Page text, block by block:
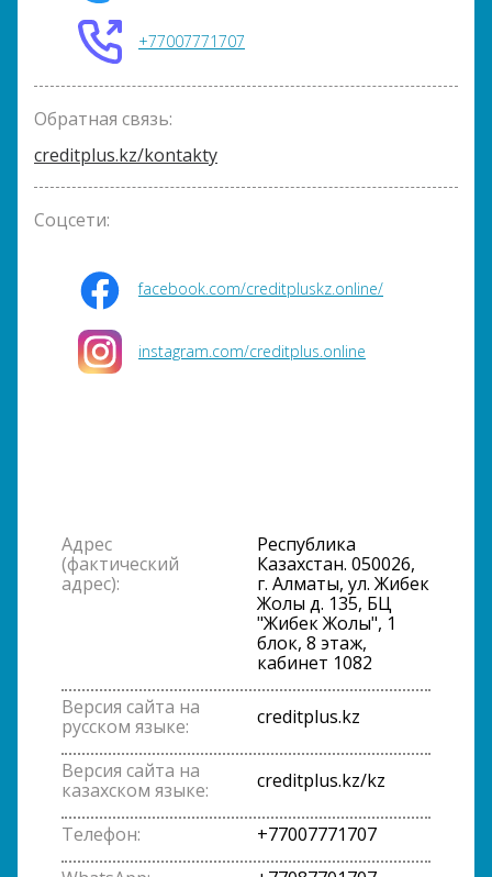
+77007771707
Обратная связь:
creditplus.kz/kontakty
Соцсети:
facebook.com/creditpluskz.online/
instagram.com/creditplus.online
Адрес
(фактический
адрес):
Республика
Казахстан. 050026,
г. Алматы, ул. Жибек
Жолы д. 135, БЦ
"Жибек Жолы", 1
блок, 8 этаж,
кабинет 1082
Версия сайта на
русском языке:
creditplus.kz
Версия сайта на
казахском языке:
creditplus.kz/kz
Телефон:
+77007771707